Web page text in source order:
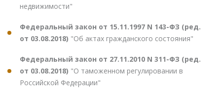
недвижимости"
Федеральный закон от 15.11.1997 N 143-ФЗ (ред.
от 03.08.2018) "Об актах гражданского состояния"
Федеральный закон от 27.11.2010 N 311-ФЗ (ред.
от 03.08.2018) "О таможенном регулировании в
Российской Федерации"